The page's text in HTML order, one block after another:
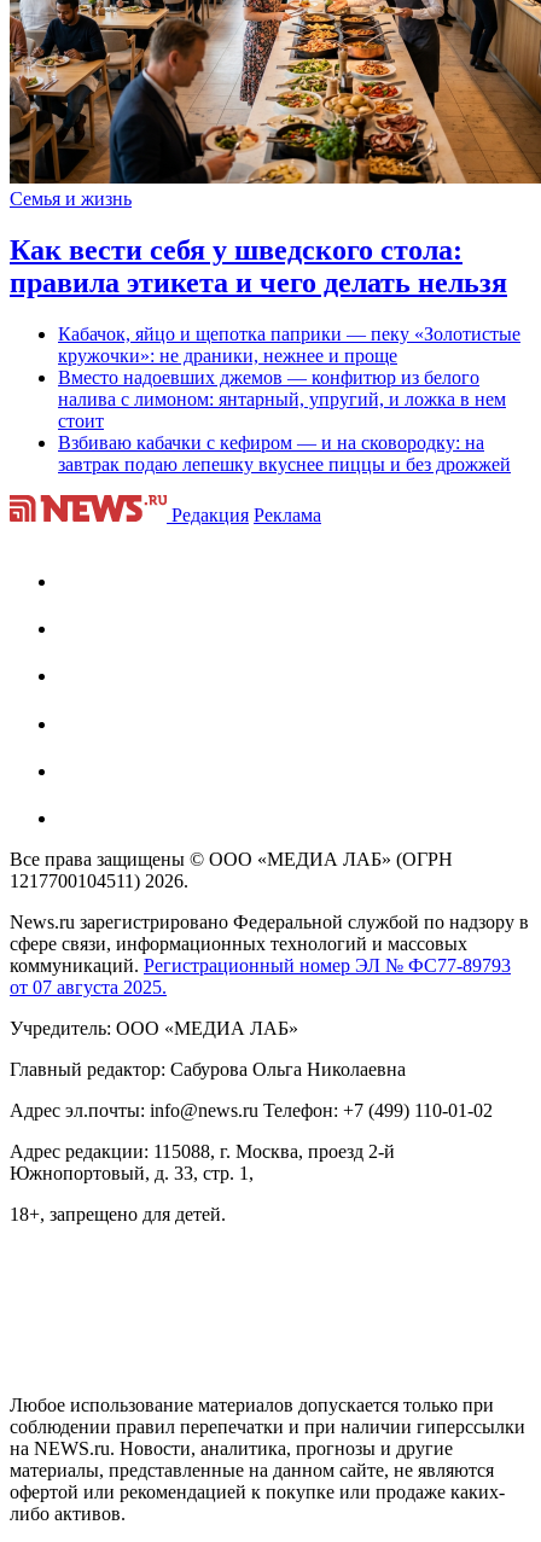
Семья и жизнь
Как вести себя у шведского стола:
правила этикета и чего делать нельзя
Кабачок, яйцо и щепотка паприки — пеку «Золотистые
кружочки»: не драники, нежнее и проще
Вместо надоевших джемов — конфитюр из белого
налива с лимоном: янтарный, упругий, и ложка в нем
стоит
Взбиваю кабачки с кефиром — и на сковородку: на
завтрак подаю лепешку вкуснее пиццы и без дрожжей
Редакция Реклама
Все права защищены © ООО «МЕДИА ЛАБ» (ОГРН
1217700104511) 2026.
News.ru зарегистрировано Федеральной службой по надзору в
сфере связи, информационных технологий и массовых
коммуникаций. Регистрационный номер ЭЛ № ФС77-89793
от 07 августа 2025.
Учредитель: ООО «МЕДИА ЛАБ»
Главный редактор: Сабурова Ольга Николаевна
Адрес эл.почты: info@news.ru Телефон: +7 (499) 110-01-02
Адрес редакции: 115088, г. Москва, проезд 2-й
Южнопортовый, д. 33, стр. 1,
18+, запрещено для детей.
Любое использование материалов допускается только при
соблюдении правил перепечатки и при наличии гиперссылки
на NEWS.ru. Новости, аналитика, прогнозы и другие
материалы, представленные на данном сайте, не являются
офертой или рекомендацией к покупке или продаже каких-
либо активов.